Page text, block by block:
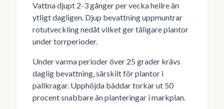
Vattna djupt 2-3 gånger per vecka hellre än
ytligt dagligen. Djup bevattning uppmuntrar
rotutveckling nedåt vilket ger tåligare plantor
under torrperioder.
Under varma perioder över 25 grader krävs
daglig bevattning, särskilt för plantor i
pallkragar. Upphöjda bäddar torkar ut 50
procent snabbare än planteringar i markplan.